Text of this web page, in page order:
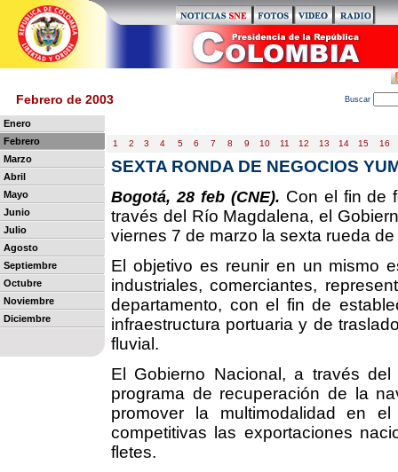
Febrero de 2003 Buscar
Enero
Febrero
Marzo
Abril
Mayo
Junio
Julio
Agosto
Septiembre
Octubre
Noviembre
Diciembre
1 2 3 4 5 6 7 8 9 10 11 12 13 14 15 16
SEXTA RONDA DE NEGOCIOS
Bogotá, 28 feb (CNE). Con el fin de
través del Río Magdalena, el
viernes 7 de marzo la sexta rueda
El objetivo es reunir en un mismo
industriales, comerciantes,
departamento, con el fin de
infraestructura portuaria y de
fluvial.
El Gobierno Nacional, a través
programa de recuperación de la
promover la multimodalidad en
competitivas las exportaciones
fletes.